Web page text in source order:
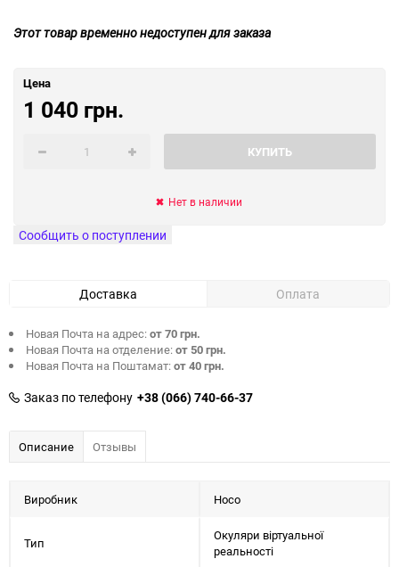
Этот товар временно недоступен для заказа
Цена
1 040 грн.
КУПИТЬ
Нет в наличии
Сообщить о поступлении
Доставка Оплата
Новая Почта на адрес:от 70 грн.
Новая Почта на отделение:от 50 грн.
Новая Почта на Поштамат:от 40 грн.
Заказ по телефону +38 (066) 740-66-37
Описание Отзывы
Виробник Hoco
Тип
Окуляри віртуальної
реальності